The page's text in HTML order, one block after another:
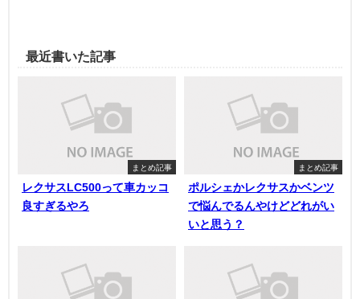
最近書いた記事
まとめ記事
レクサスLC500って車カッコ
良すぎるやろ
まとめ記事
ポルシェかレクサスかベンツ
で悩んでるんやけどどれがい
いと思う？